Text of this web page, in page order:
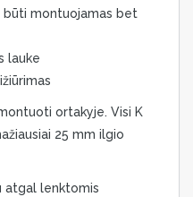
būti montuojamas bet
lauke
ortakyje. Visi K
25 mm ilgio
atgal lenktomis